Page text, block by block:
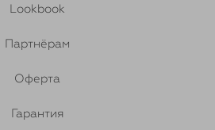
Lookbook
Партнёрам
Оферта
Гарантия